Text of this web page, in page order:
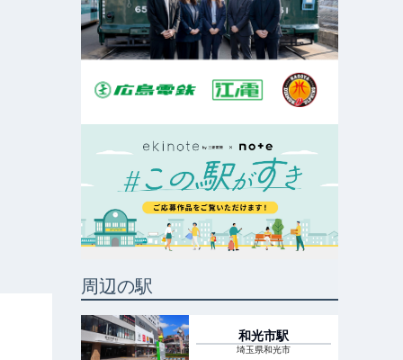
周辺の駅
和光市駅
埼玉県和光市